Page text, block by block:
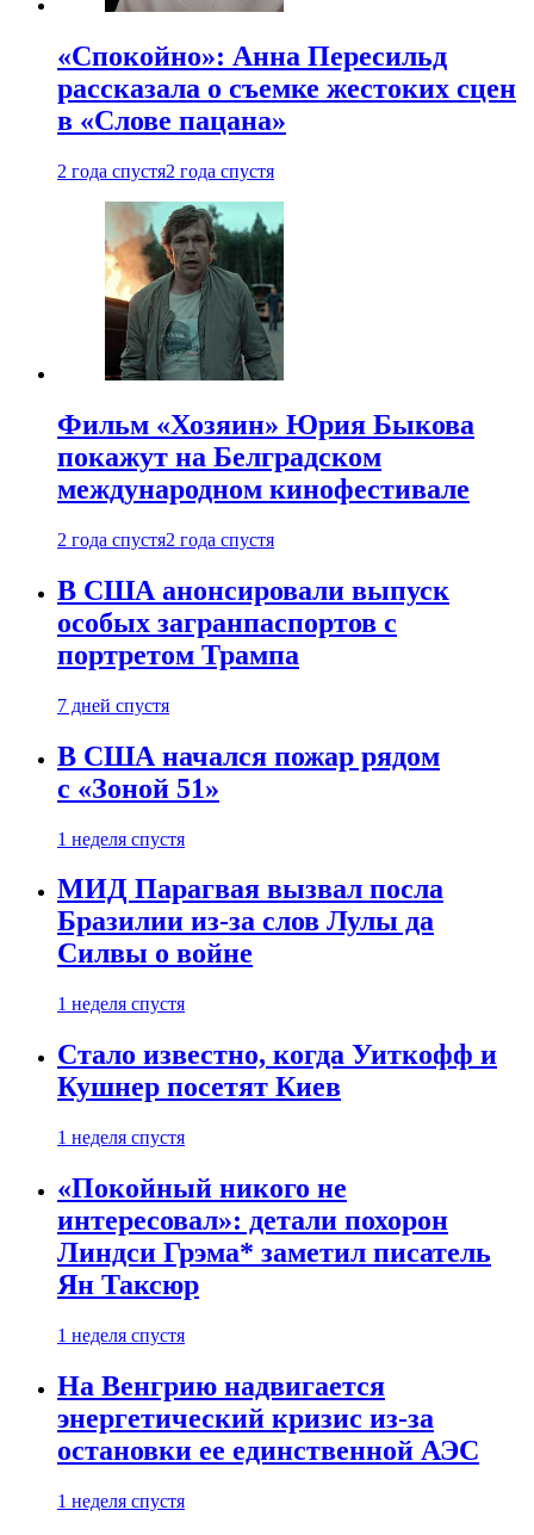
«Спокойно»: Анна Пересильд
рассказала о съемке жестоких сцен
в «Слове пацана»
2 года спустя2 года спустя
Фильм «Хозяин» Юрия Быкова
покажут на Белградском
международном кинофестивале
2 года спустя2 года спустя
В США анонсировали выпуск
особых загранпаспортов с
портретом Трампа
7 дней спустя
В США начался пожар рядом
с «Зоной 51»
1 неделя спустя
МИД Парагвая вызвал посла
Бразилии из-за слов Лулы да
Силвы о войне
1 неделя спустя
Стало известно, когда Уиткофф и
Кушнер посетят Киев
1 неделя спустя
«Покойный никого не
интересовал»: детали похорон
Линдси Грэма* заметил писатель
Ян Таксюр
1 неделя спустя
На Венгрию надвигается
энергетический кризис из-за
остановки ее единственной АЭС
1 неделя спустя